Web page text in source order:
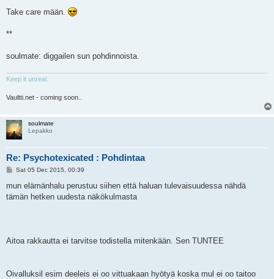
Take care mään.
**
soulmate: diggailen sun pohdinnoista.
Keep it unreal.
Vaultti.net - coming soon..
soulmate
Lepakko
Re: Psychotexicated : Pohdintaa
P
s
Sat 05 Dec 2015, 00:39
mun elämänhalu perustuu siihen että haluan tulevaisuudessa nähdä
tämän hetken uudesta näkökulmasta
Aitoa rakkautta ei tarvitse todistella mitenkään. Sen TUNTEE
Oivalluksil esim deeleis ei oo vittuakaan hyötyä koska mul ei oo taitoo